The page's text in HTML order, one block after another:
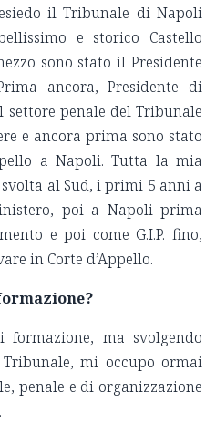
il Tribunale di Napoli
e storico Castello
sono stato il Presidente
ancora, Presidente di
settore penale del Tribunale
e ancora prima sono stato
a Napoli. Tutta la mia
al Sud, i primi 5 anni a
poi a Napoli prima
e poi come G.I.P. fino,
in Corte d’Appello.
ma svolgendo
mi occupo ormai
penale e di organizzazione